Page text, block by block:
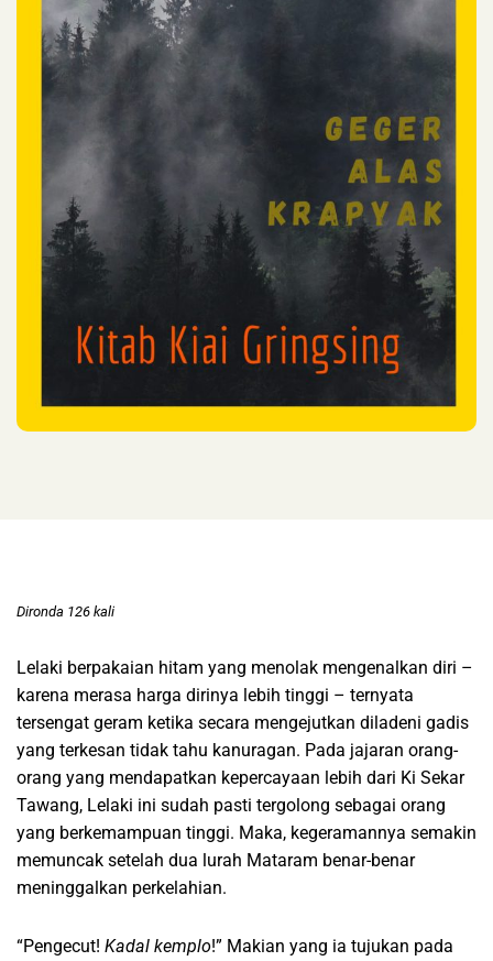
Dironda 126 kali
Lelaki berpakaian hitam yang menolak mengenalkan diri –
karena merasa harga dirinya lebih tinggi – ternyata
tersengat geram ketika secara mengejutkan diladeni gadis
yang terkesan tidak tahu kanuragan. Pada jajaran orang-
orang yang mendapatkan kepercayaan lebih dari Ki Sekar
Tawang, Lelaki ini sudah pasti tergolong sebagai orang
yang berkemampuan tinggi. Maka, kegeramannya semakin
memuncak setelah dua lurah Mataram benar-benar
meninggalkan perkelahian.
“Pengecut! Kadal kemplo!” Makian yang ia tujukan pada